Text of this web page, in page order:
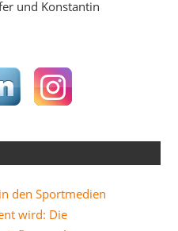
und Konstantin
den Sportmedien
wird: Die